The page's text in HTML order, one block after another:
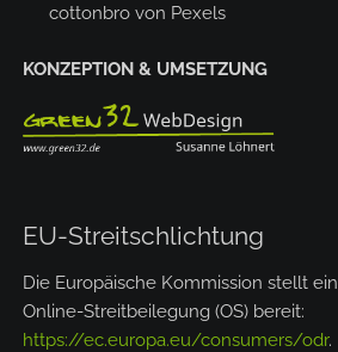
cottonbro von Pexels
KONZEPTION & UMSETZUNG
EU-Streitschlichtung
Die Europäische Kommission stellt
Online-Streitbeilegung (OS) bereit:
https://ec.europa.eu/consumers/odr.